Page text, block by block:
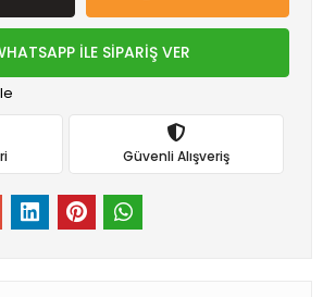
İLE SİPARİŞ VER
Güvenli Alışveriş